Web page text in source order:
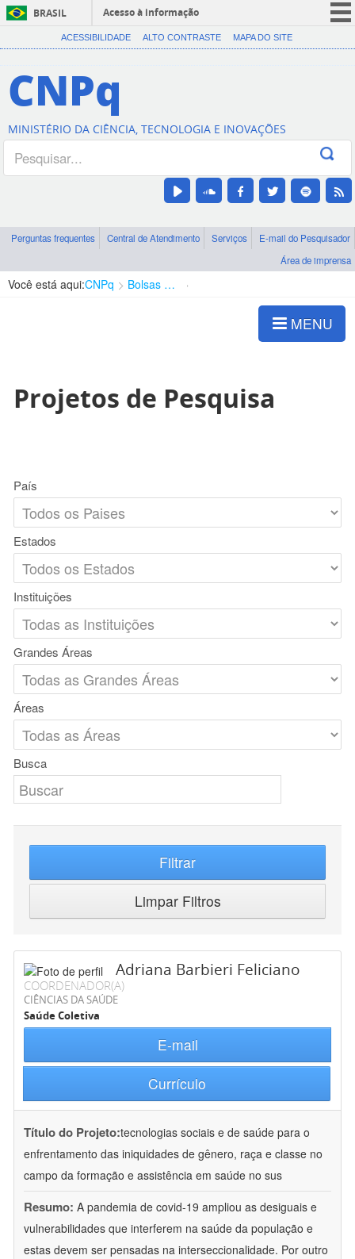
BRASIL
Acesso à informação
CORONAVÍRUS (COVID-19)
Canais
ACESSIBILIDADE ALTO CONTRASTE MAPA DO SITE
CNPq
MINISTÉRIO DA CIÊNCIA, TECNOLOGIA E INOVAÇÕES
Perguntas frequentes Central de Atendimento Serviços
E-mail do Pesquisador
Área de imprensa
Você está aqui:CNPq Bolsas e Auxílios Vigentes
MENU
Projetos de Pesquisa
País
Estados
Instituições
Grandes Áreas
Áreas
Busca
Filtrar
Limpar Filtros
Adriana Barbieri Feliciano
COORDENADOR(A)
CIÊNCIAS DA SAÚDE
Saúde Coletiva
E-mail
Currículo
Título do Projeto:tecnologias sociais e de saúde para o
enfrentamento das iniquidades de gênero, raça e classe no
campo da formação e assistência em saúde no sus
Resumo: A pandemia de covid-19 ampliou as desiguais e
vulnerabilidades que interferem na saúde da população e
estas devem ser pensadas na interseccionalidade. Por outro